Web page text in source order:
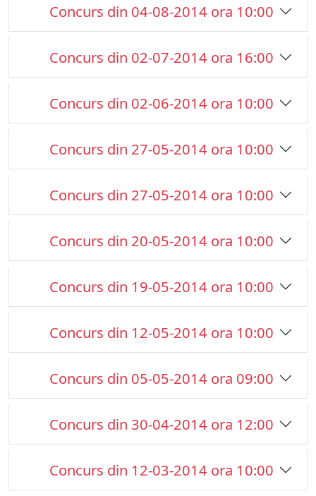
Concurs din 04-08-2014 ora 10:00
Concurs din 02-07-2014 ora 16:00
Concurs din 02-06-2014 ora 10:00
Concurs din 27-05-2014 ora 10:00
Concurs din 27-05-2014 ora 10:00
Concurs din 20-05-2014 ora 10:00
Concurs din 19-05-2014 ora 10:00
Concurs din 12-05-2014 ora 10:00
Concurs din 05-05-2014 ora 09:00
Concurs din 30-04-2014 ora 12:00
Concurs din 12-03-2014 ora 10:00